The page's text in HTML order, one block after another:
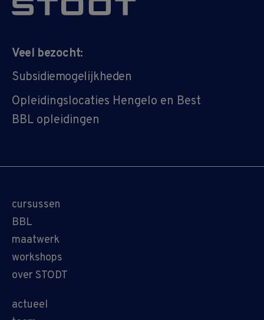
Veel bezocht:
Subsidiemogelijkheden
Opleidingslocaties Hengelo en Best
BBL opleidingen
cursussen
BBL
maatwerk
workshops
over STODT
actueel